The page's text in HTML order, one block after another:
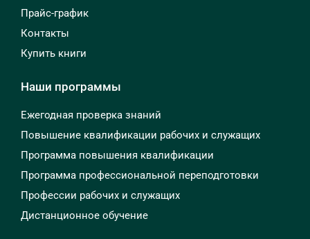
Прайс-график
Контакты
Купить книги
Наши программы
Ежегодная проверка знаний
Повышение квалификации рабочих и служащих
Программа повышения квалификации
Программа профессиональной переподготовки
Профессии рабочих и служащих
Дистанционное обучение